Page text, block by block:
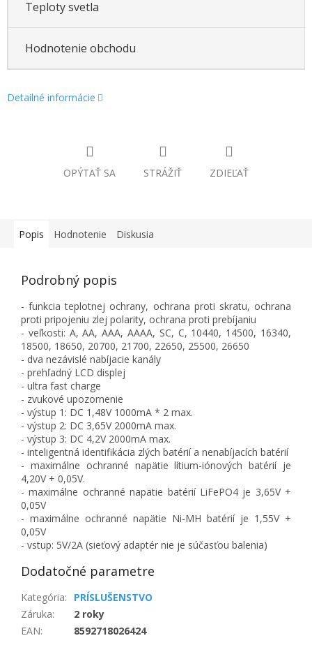
Teploty svetla
Hodnotenie obchodu
Detailné informácie
OPÝTAŤ SA STRÁŽIŤ ZDIEĽAŤ
Popis Hodnotenie Diskusia
Podrobný popis
- funkcia teplotnej ochrany, ochrana proti skratu, ochrana
proti pripojeniu zlej polarity, ochrana proti prebíjaniu
- veľkosti: A, AA, AAA, AAAA, SC, C, 10440, 14500, 16340,
18500, 18650, 20700, 21700, 22650, 25500, 26650
- dva nezávislé nabíjacie kanály
- prehľadný LCD displej
- ultra fast charge
- zvukové upozornenie
- výstup 1: DC 1,48V 1000mA * 2 max.
- výstup 2: DC 3,65V 2000mA max.
- výstup 3: DC 4,2V 2000mA max.
- inteligentná identifikácia zlých batérií a nenabíjacích batérií
- maximálne ochranné napätie lítium-iónových batérií je
4,20V + 0,05V.
- maximálne ochranné napätie batérií LiFePO4 je 3,65V +
0,05V
- maximálne ochranné napätie Ni-MH batérií je 1,55V +
0,05V
- vstup: 5V/2A (sieťový adaptér nie je súčasťou balenia)
Dodatočné parametre
Kategória:
PRÍSLUŠENSTVO
Záruka:
2 roky
EAN: 8592718026424